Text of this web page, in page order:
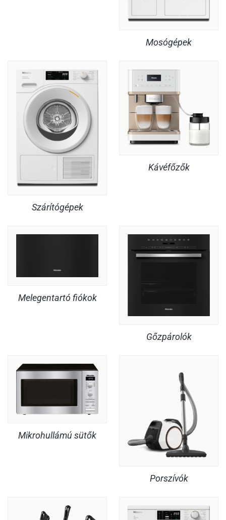
Mosógépek
Szárítógépek
Kávéfőzők
Melegentartó fiókok
Gőzpárolók
Mikrohullámú sütők
Porszívók